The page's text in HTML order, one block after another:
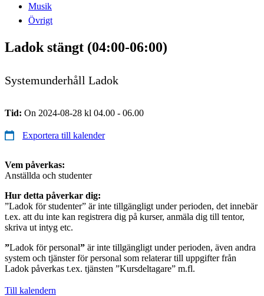
Musik
Övrigt
Ladok stängt (04:00-06:00)
Systemunderhåll Ladok
Tid: On 2024-08-28 kl 04.00 - 06.00
Exportera till kalender
Vem påverkas:
Anställda och studenter
Hur detta påverkar dig:
”Ladok för studenter” är inte tillgängligt under perioden, det innebär
t.ex. att du inte kan registrera dig på kurser, anmäla dig till tentor,
skriva ut intyg etc.
”Ladok för personal” är inte tillgängligt under perioden, även andra
system och tjänster för personal som relaterar till uppgifter från
Ladok påverkas t.ex. tjänsten ”Kursdeltagare” m.fl.
Till kalendern